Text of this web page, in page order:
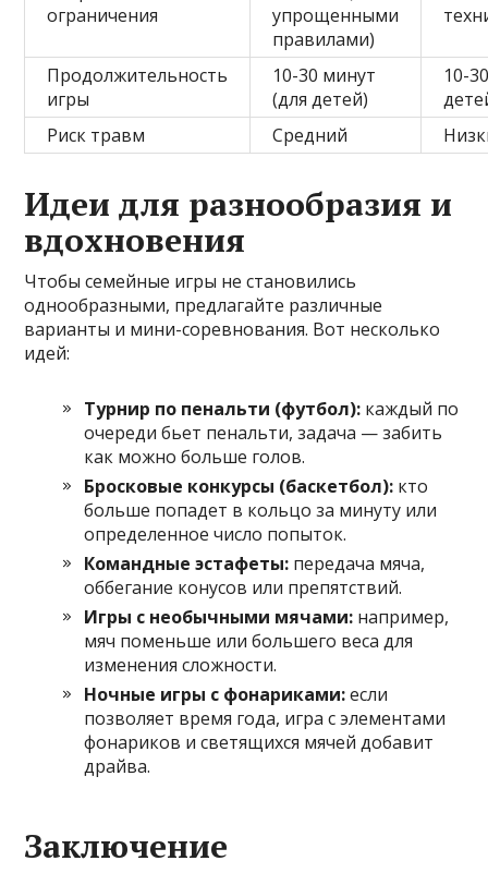
ограничения
упрощенными
правилами)
Продолжительность
игры
10-30 минут
(для детей)
10-
Риск травм
Средний
Идеи для разнообразия и
вдохновения
Чтобы семейные игры не становились
однообразными, предлагайте различные
варианты и мини-соревнования. Вот несколько
идей:
Турнир по пенальти (футбол): каждый по
очереди бьет пенальти, задача — забить
как можно больше голов.
Бросковые конкурсы (баскетбол): кто
больше попадет в кольцо за минуту или
определенное число попыток.
Командные эстафеты: передача мяча,
оббегание конусов или препятствий.
Игры с необычными мячами: например,
мяч поменьше или большего веса для
изменения сложности.
Ночные игры с фонариками:если
позволяет время года, игра с элементами
фонариков и светящихся мячей добавит
драйва.
Заключение